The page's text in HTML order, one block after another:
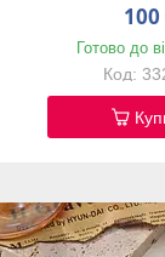
100
Готово до